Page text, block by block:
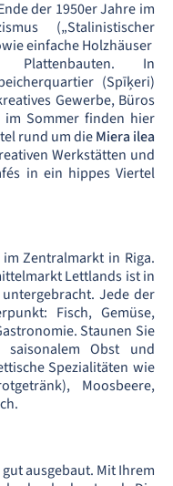
der 1950er Jahre im
(„Stalinistischer
einfache Holzhäuser
In
(Spīķeri)
Gewerbe, Büros
im Sommer finden hier
rund um dieMiera ilea
Werkstätten und
in ein hippes Viertel
Zentralmarkt in Riga.
Lettlands ist in
Jede der
Fisch, Gemüse,
Staunen Sie
Obst und
Spezialitäten wie
Moosbeere,
ausgebaut. Mit Ihrem